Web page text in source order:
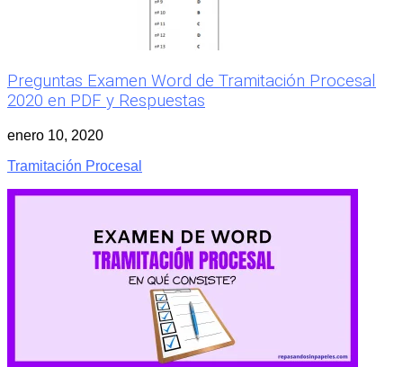
Preguntas Examen Word de Tramitación Procesal
2020 en PDF y Respuestas
enero 10, 2020
Tramitación Procesal